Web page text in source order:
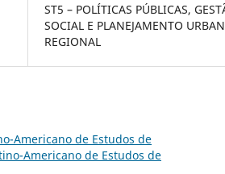
ST5 – POLÍTICAS PÚBLICAS,
SOCIAL E PLANEJAMENTO
REGIONAL
Americano de Estudos de
Americano de Estudos de